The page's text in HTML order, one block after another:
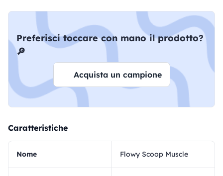
Preferisci toccare con mano il prodotto?
🔎
Acquista un campione
Caratteristiche
Nome Flowy Scoop Muscle